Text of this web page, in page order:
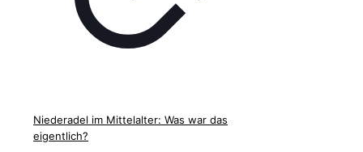
Niederadel im Mittelalter: Was war das
eigentlich?